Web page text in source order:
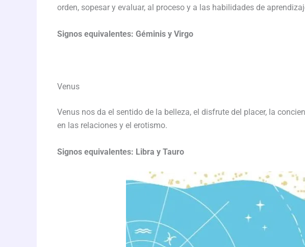
orden, sopesar y evaluar, al proceso y a las habilidades de
Signos equivalentes: Géminis y Virgo
Venus
Venus nos da el sentido de la belleza, el disfrute del placer, la
en las relaciones y el erotismo.
Signos equivalentes: Libra y Tauro